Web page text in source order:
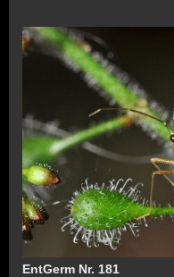
EntGerm Nr. 181